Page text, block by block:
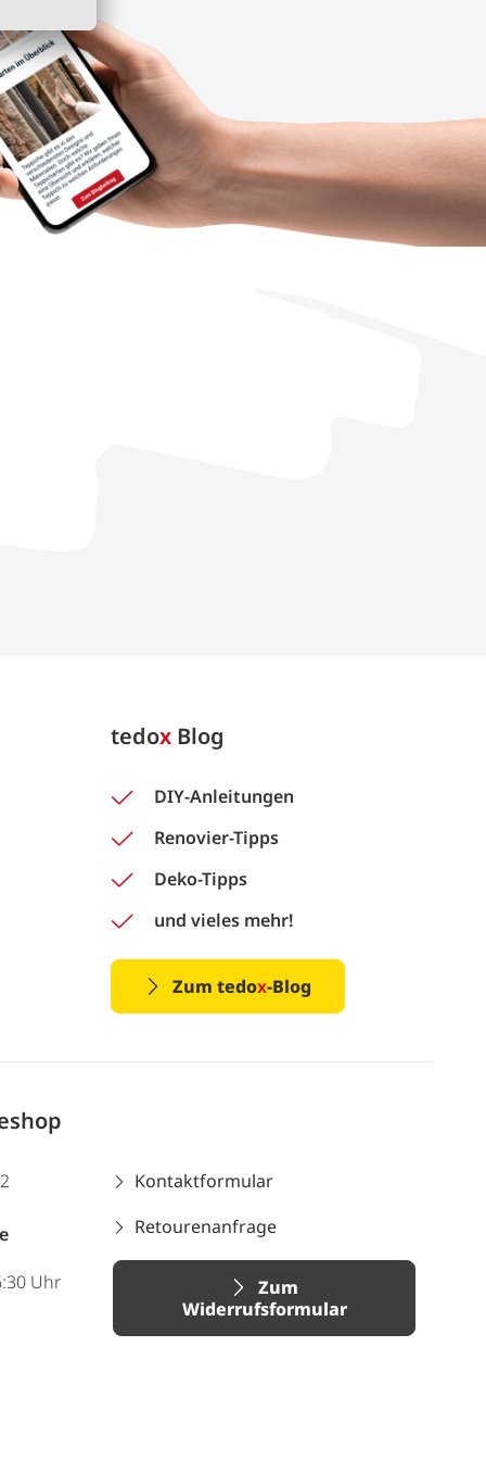
tedox Blog
DIY-Anleitungen
Renovier-Tipps
Deko-Tipps
und vieles mehr!
Zum tedox-Blog
Uhr
Kontaktformular
Retourenanfrage
Zum
Widerrufsformular